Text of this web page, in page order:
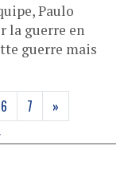
Paulo
la guerre en
guerre mais
6 7 »